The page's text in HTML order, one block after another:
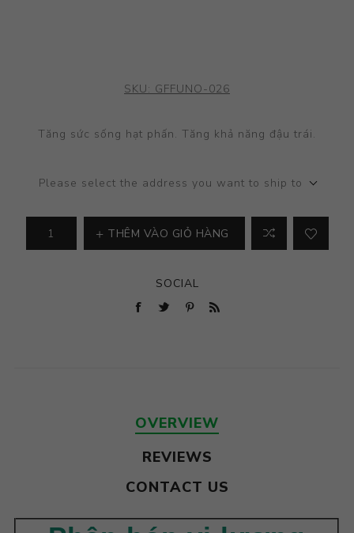
SKU: GFFUNO-026
Tăng sức sống hạt phấn. Tăng khả năng đậu trái.
Please select the address you want to ship to
THÊM VÀO GIỎ HÀNG
SOCIAL
OVERVIEW
REVIEWS
CONTACT US